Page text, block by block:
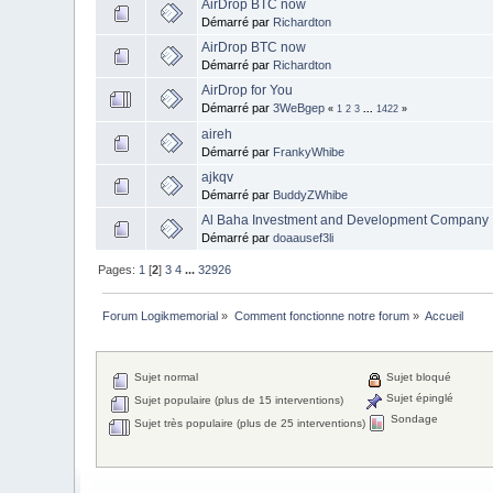
AirDrop BTC now
Démarré par Richardton
AirDrop BTC now
Démarré par Richardton
AirDrop for You
Démarré par3WeBgep « 1 2 3 1422 »
aireh
Démarré par FrankyWhibe
ajkqv
Démarré par BuddyZWhibe
Al Baha Investment and Development Company
Démarré pardoaausef3li
Pages: 1 [2]3 4 ...32926
Forum Logikmemorial » Comment fonctionne notre forum» Accueil
Sujet normal
Sujet populaire (plus de 15 interventions)
Sujet très populaire (plus de 25 interventions)
Sujet bloqué
Sujet épinglé
Sondage